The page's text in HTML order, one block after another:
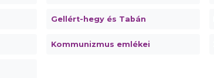
Gellért-hegy és Tabán
Kommunizmus emlékei